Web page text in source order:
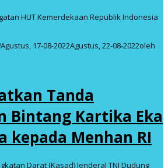
HUT Kemerdekaan Republik Indonesia
Agustus, 17-08-2022Agustus, 22-08-2022oleh
Tanda
Bintang Kartika Eka
kepada Menhan RI
Darat (Kasad) Jenderal TNI Dudung